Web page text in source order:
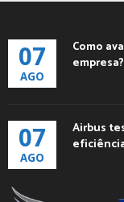
07
AGO
Como
empresa?
07
AGO
Airbus